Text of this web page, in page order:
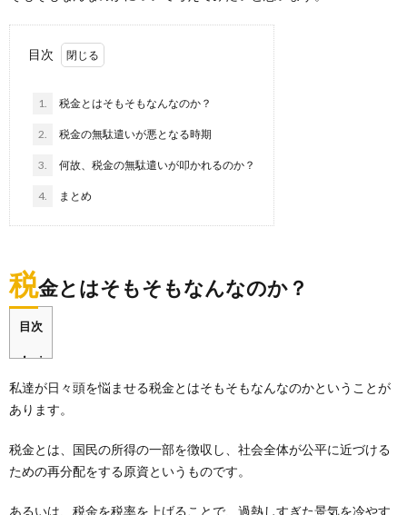
目次
1. 税金とはそもそもなんなのか？
2. 税金の無駄遣いが悪となる時期
3. 何故、税金の無駄遣いが叩かれるのか？
4. まとめ
税金とはそもそもなんなのか？
目次
私達が日々頭を悩ませる税金とはそもそもなんなのかということが
あります。
税金とは、国民の所得の一部を徴収し、社会全体が公平に近づける
ための再分配をする原資というものです。
あるいは、税金を税率を上げることで、過熱しすぎた景気を冷やす